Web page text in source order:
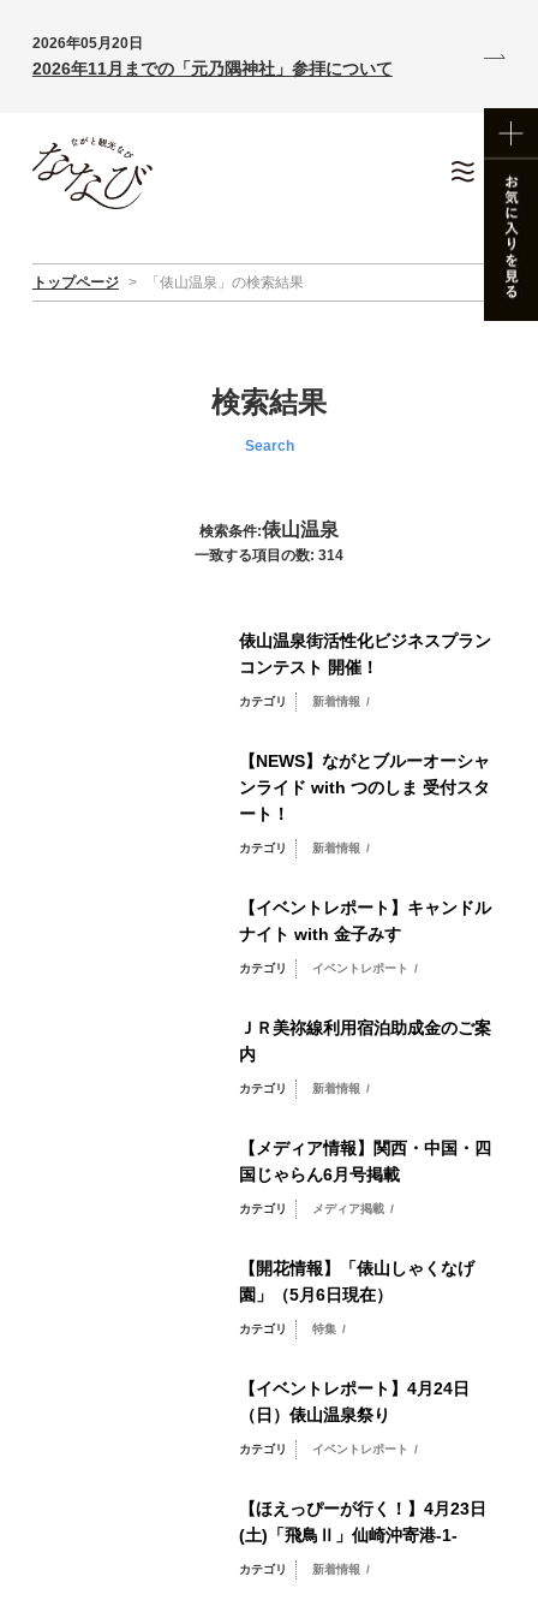
2026年05月20日
2026年11月までの「元乃隅神社」参拝について
トップページ > 「俵山温泉」の検索結果
検索結果
Search
検索条件:俵山温泉
一致する項目の数: 314
俵山温泉街活性化ビジネスプラン
コンテスト 開催！
カテゴリ 新着情報 /
【NEWS】ながとブルーオーシャ
ンライド with つのしま 受付スタ
ート！
カテゴリ 新着情報 /
【イベントレポート】キャンドル
ナイト with 金子みすゞ
カテゴリ イベントレポート /
ＪＲ美祢線利用宿泊助成金のご案
内
カテゴリ 新着情報 /
【メディア情報】関西・中国・四
国じゃらん6月号掲載
カテゴリ メディア掲載 /
【開花情報】「俵山しゃくなげ
園」（5月6日現在）
カテゴリ 特集 /
【イベントレポート】4月24日
（日）俵山温泉祭り
カテゴリ イベントレポート /
【ほえっぴーが行く！】4月23日
(土)「飛鳥Ⅱ」仙崎沖寄港-1-
カテゴリ 新着情報 /